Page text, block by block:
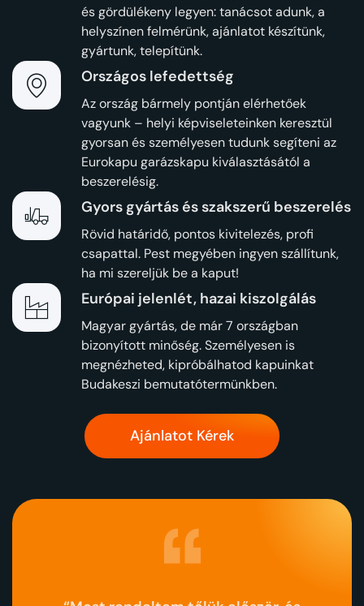
és gördülékeny legyen: tanácsot adunk, a
helyszínen felmérünk, ajánlatot készítünk,
gyártunk, telepítünk.
Országos lefedettség
Az ország bármely pontján elérhetőek
vagyunk – helyi képviseleteinken keresztül
gyorsan és személyesen tudunk segíteni az
Eurokapu garázskapu kiválasztásától a
beszerelésig.
Gyors gyártás és szakszerű beszerelés
Rövid határidő, pontos kivitelezés, profi
csapattal. Pest megyében ingyen szállítunk,
ha mi szereljük be a kaput!
Európai jelenlét, hazai kiszolgálás
Magyar gyártás, de már 7 országban
bizonyított minőség. Személyesen is
megnézheted, kipróbálhatod kapuinkat
Budakeszi bemutatótermünkben.
Ajánlatot Kérek